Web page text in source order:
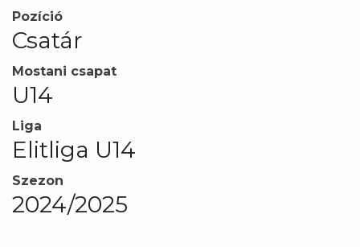
Pozíció
Csatár
Mostani csapat
U14
Liga
Elitliga U14
Szezon
2024/2025